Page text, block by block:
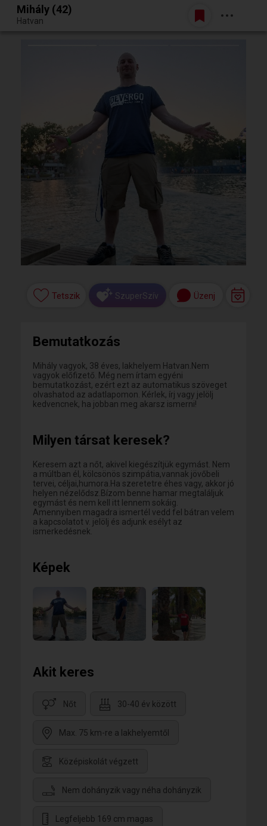
Egy jó randiból bármi lehet.
Belépés
Mihály (42)
Hatvan
Tetszik SzuperSzív Üzenj
Bemutatkozás
Mihály vagyok, 38 éves, lakhelyem Hatvan.Nem
vagyok előfizető. Még nem írtam egyéni
bemutatkozást, ezért ezt az automatikus szöveget
olvashatod az adatlapomon. Kérlek, írj vagy jelölj
kedvencnek, ha jobban meg akarsz ismerni!
Milyen társat keresek?
Keresem azt a nőt, akivel kiegészítjük egymást. Nem
a múltban él, kölcsönös szimpátia,vannak jövőbeli
tervei, céljai,humora.Ha szeretetre éhes vagy, akkor jó
helyen nézelődsz.Bízom benne hamar megtaláljuk
egymást és nem kell itt lennem sokáig.
Amennyiben magadra ismertél vedd fel bátran velem
a kapcsolatot v. jelölj és adjunk esélyt az
ismerkedésnek.
Képek
Akit keres
Nőt 30-40 év között
Max. 75 km-re a lakhelyemtől
Középiskolát végzett
Nem dohányzik vagy néha dohányzik
Legfeljebb 169 cm magas